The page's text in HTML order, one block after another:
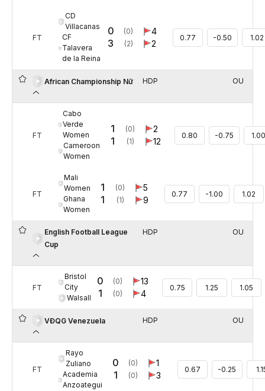
FT
CD
Villacanas
CF
Talavera
de la Reina
0
3
(0)
(2)
4
2
0.77 -0.50 1.02
African Championship Nữ HDP OU
FT
Cabo
Verde
Women
Cameroon
Women
1
1
(0)
(1)
2
12
0.80 -0.75
FT
Mali
Women
Ghana
Women
1
1
(0)
(1)
5
9
0.77 -1.00 1.02
English Football League
Cup
HDP OU
FT
Bristol
City
Walsall
0
1
(0)
(0)
13
4
0.75 1.25 1.05
VĐQG Venezuela HDP OU
FT
Rayo
Zuliano
Academia
Anzoategui
0
1
(0)
(0)
1
3
0.67 -0.25